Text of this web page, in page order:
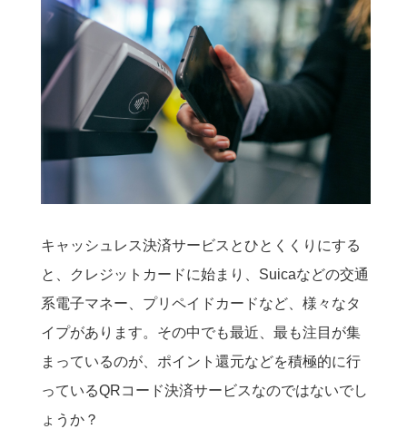
キャッシュレス決済サービスとひとくくりにする
と、クレジットカードに始まり、Suicaなどの交通
系電子マネー、プリペイドカードなど、様々なタ
イプがあります。その中でも最近、最も注目が集
まっているのが、ポイント還元などを積極的に行
っているQRコード決済サービスなのではないでし
ょうか？